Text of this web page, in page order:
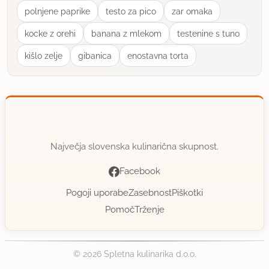
sladica terna. Vsem, ki so jo poskusili, je bila zelo
všeč. Še bomo pekli!!!
uporabno
janja512
Super odlično, malo peciva sem tudi zamrznila,
Tigrica
član od 2003 1 sporočil
polnjene paprike testo za pico zar omaka
kocke z orehi banana z mlekom testenine s tuno
kišlo zelje gibanica enostavna torta
Največja slovenska kulinarična skupnost.
Facebook
Pogoji uporabeZasebnostPiškotki
PomočTrženje
© 2026 Spletna kulinarika d.o.o.